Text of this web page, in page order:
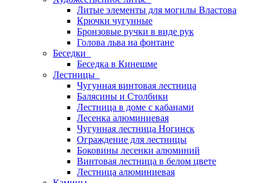
Литые элементы для могилы Властова
Крючки чугунные
Бронзовые ручки в виде рук
Голова льва на фонтане
Беседки
Беседка в Кинешме
Лестницы
Чугунная винтовая лестница
Балясины и Столбики
Лестница в доме с кабанами
Лесенка алюминиевая
Чугунная лестница Ногинск
Ограждение для лестницы
Боковины лесенки алюминий
Винтовая лестница в белом цвете
Лестница алюминиевая